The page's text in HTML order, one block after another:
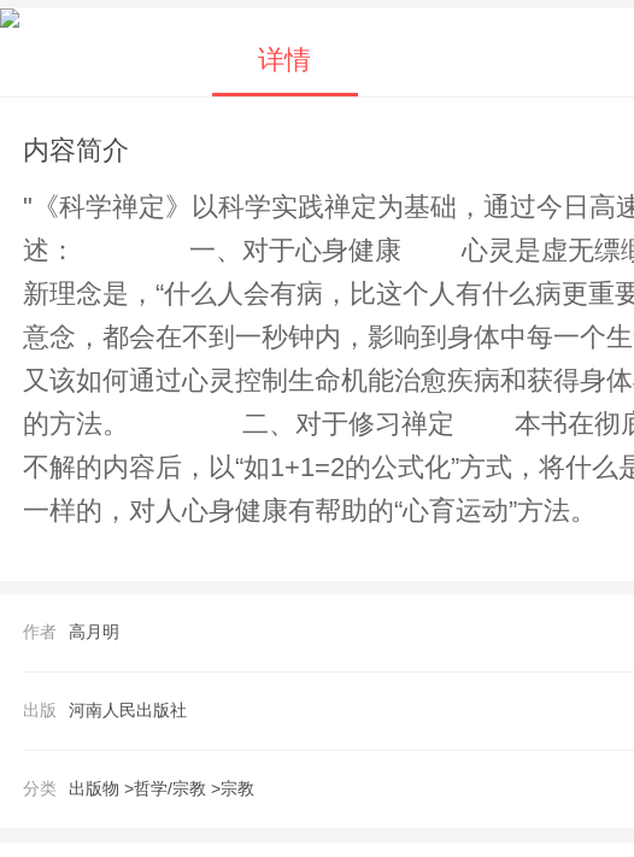
详情
内容简介
"《科学禅定》以科学实践禅定为基础，通过今日
述： 一、对于心身健康 心灵是虚无缥缈
新理念是，“什么人会有病，比这个人有什么病
意念，都会在不到一秒钟内，影响到身体中每一个
又该如何通过心灵控制生命机能治愈疾病和获得身
的方法。 二、对于修习禅定 本书在彻底涤除
不解的内容后，以“如1+1=2的公式化”方式，将什
一样的，对人心身健康有帮助的“心育运动”方
作者 高月明
出版 河南人民出版社
分类 出版物 >哲学/宗教 >宗教